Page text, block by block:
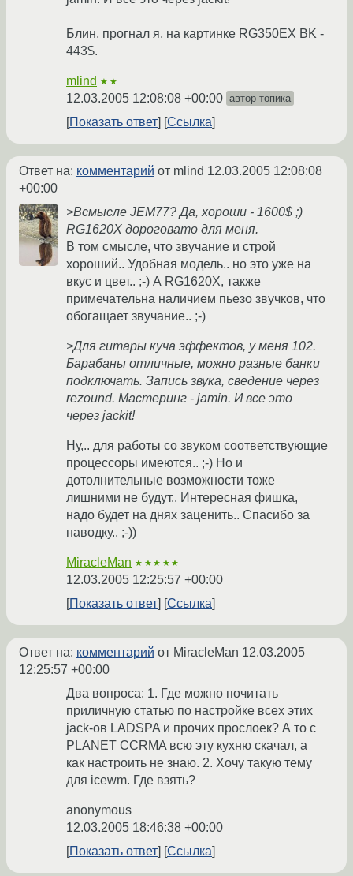
Блин, прогнал я, на картинке RG350EX BK -
443$.
mlind ★★
12.03.2005 12:08:08 +00:00 автор топика
Показать ответ Ссылка
Ответ на: комментарий от mlind 12.03.2005 12:08:08
+00:00
>Всмысле JEM77? Да, хороши - 1600$ ;)
RG1620X дороговато для меня.
В том смысле, что звучание и строй
хороший.. Удобная модель.. но это уже на
вкус и цвет.. ;-) А RG1620X, также
примечательна наличием пьезо звучков, что
обогащает звучание.. ;-)
>Для гитары куча эффектов, у меня 102.
Барабаны отличные, можно разные банки
подключать. Запись звука, сведение через
rezound. Мастеринг - jamin. И все это
через jackit!
Ну,.. для работы со звуком соответствующие
процессоры имеются.. ;-) Но и
дотолнительные возможности тоже
лишними не будут.. Интересная фишка,
надо будет на днях заценить.. Спасибо за
наводку.. ;-))
MiracleMan ★★★★★
12.03.2005 12:25:57 +00:00
Показать ответ
Ссылка
Ответ на: комментарий от MiracleMan 12.03.2005
12:25:57 +00:00
Два вопроса: 1. Где можно почитать
приличную статью по настройке всех этих
jack-ов LADSPA и прочих прослоек? А то с
PLANET CCRMA всю эту кухню скачал, а
как настроить не знаю. 2. Хочу такую тему
для icewm. Где взять?
anonymous
12.03.2005 18:46:38 +00:00
Показать ответ
Ссылка